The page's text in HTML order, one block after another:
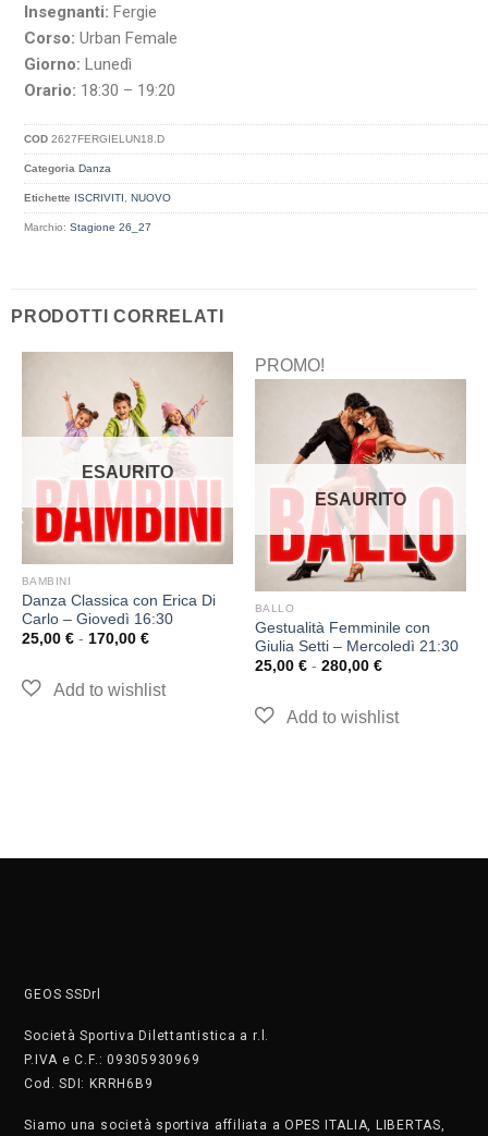
Insegnanti: Fergie
Corso: Urban Female
Giorno: Lunedì
Orario: 18:30 – 19:20
COD2627FERGIELUN18.D
Categoria Danza
Etichette ISCRIVITI , NUOVO
Marchio:Stagione 26_27
PRODOTTI CORRELATI
ESAURITO
BAMBINI
Danza Classica con Erica Di
Carlo – Giovedì 16:30
25,00 € - 170,00 €
PROMO!
ESAURITO
BALLO
Gestualità Femminile con
Giulia Setti – Mercoledì 21:30
25,00 € - 280,00 €
GEOS SSDrl
Società Sportiva Dilettantistica a r.l.
P.IVA e C.F.: 09305930969
Cod. SDI: KRRH6B9
Siamo una società sportiva affiliata a OPES ITALIA, LIBERTAS,